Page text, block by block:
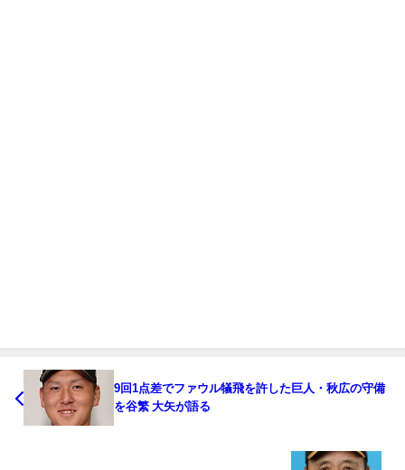
9回1点差でファウル犠飛を許した巨人・秋広の守備
を谷繁 大矢が語る